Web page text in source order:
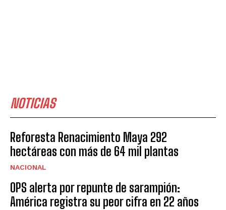
NOTICIAS
Reforesta Renacimiento Maya 292
hectáreas con más de 64 mil plantas
NACIONAL
OPS alerta por repunte de sarampión:
América registra su peor cifra en 22 años